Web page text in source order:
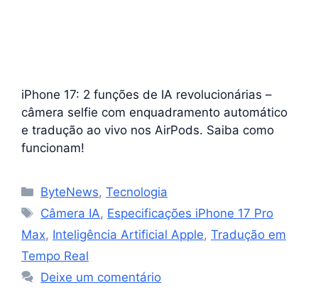
iPhone 17: 2 funções de IA revolucionárias –
câmera selfie com enquadramento automático
e tradução ao vivo nos AirPods. Saiba como
funcionam!
Categorias
ByteNews,Tecnologia
Tags
Câmera IA, Especificações iPhone 17 Pro
Max, Inteligência Artificial Apple, Tradução em
Tempo Real
Deixe um comentário